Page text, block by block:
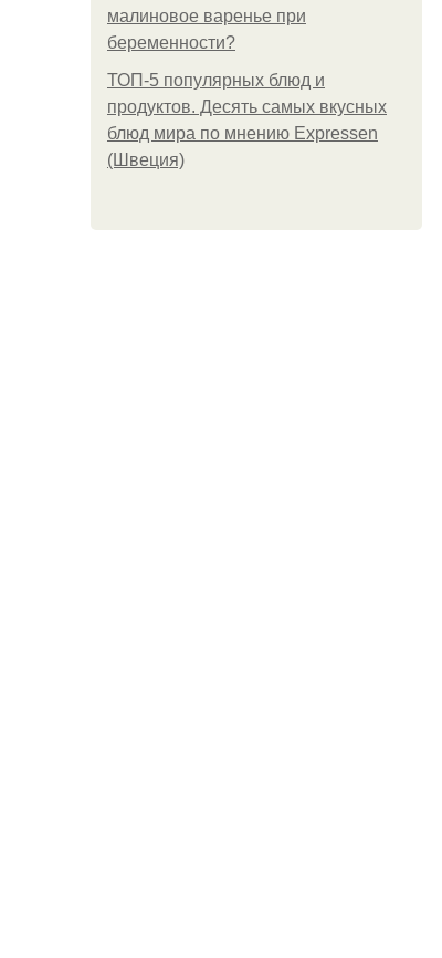
малиновое варенье при
беременности?
ТОП-5 популярных блюд и
продуктов. Десять самых вкусных
блюд мира по мнению Expressen
(Швеция)